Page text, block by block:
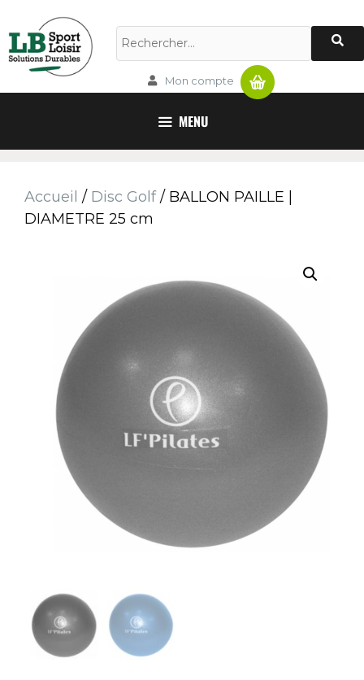
Mon compte Panier
MENU
Accueil / Disc Golf/ BALLON PAILLE |
DIAMETRE 25 cm